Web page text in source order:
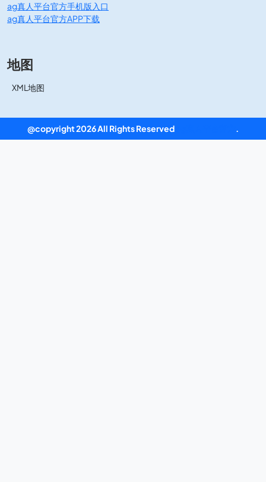
ag真人平台官方手机版入口
ag真人平台官方APP下载
地图
XML地图
@copyright 2026 All Rights Reserved .